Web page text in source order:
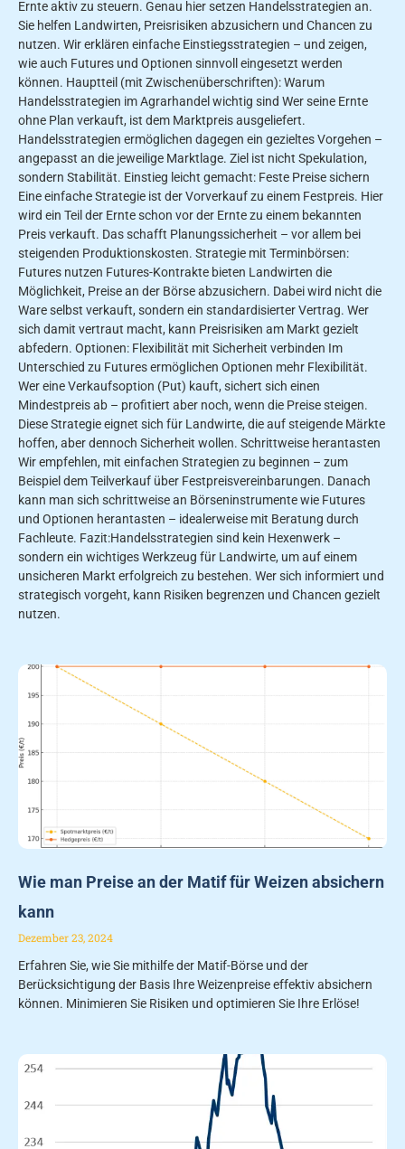
Ernte aktiv zu steuern. Genau hier setzen Handelsstrategien an.
Sie helfen Landwirten, Preisrisiken abzusichern und Chancen zu
nutzen. Wir erklären einfache Einstiegsstrategien – und zeigen,
wie auch Futures und Optionen sinnvoll eingesetzt werden
können. Hauptteil (mit Zwischenüberschriften): Warum
Handelsstrategien im Agrarhandel wichtig sind Wer seine Ernte
ohne Plan verkauft, ist dem Marktpreis ausgeliefert.
Handelsstrategien ermöglichen dagegen ein gezieltes Vorgehen –
angepasst an die jeweilige Marktlage. Ziel ist nicht Spekulation,
sondern Stabilität. Einstieg leicht gemacht: Feste Preise sichern
Eine einfache Strategie ist der Vorverkauf zu einem Festpreis. Hier
wird ein Teil der Ernte schon vor der Ernte zu einem bekannten
Preis verkauft. Das schafft Planungssicherheit – vor allem bei
steigenden Produktionskosten. Strategie mit Terminbörsen:
Futures nutzen Futures-Kontrakte bieten Landwirten die
Möglichkeit, Preise an der Börse abzusichern. Dabei wird nicht die
Ware selbst verkauft, sondern ein standardisierter Vertrag. Wer
sich damit vertraut macht, kann Preisrisiken am Markt gezielt
abfedern. Optionen: Flexibilität mit Sicherheit verbinden Im
Unterschied zu Futures ermöglichen Optionen mehr Flexibilität.
Wer eine Verkaufsoption (Put) kauft, sichert sich einen
Mindestpreis ab – profitiert aber noch, wenn die Preise steigen.
Diese Strategie eignet sich für Landwirte, die auf steigende Märkte
hoffen, aber dennoch Sicherheit wollen. Schrittweise herantasten
Wir empfehlen, mit einfachen Strategien zu beginnen – zum
Beispiel dem Teilverkauf über Festpreisvereinbarungen. Danach
kann man sich schrittweise an Börseninstrumente wie Futures
und Optionen herantasten – idealerweise mit Beratung durch
Fachleute. Fazit:Handelsstrategien sind kein Hexenwerk –
sondern ein wichtiges Werkzeug für Landwirte, um auf einem
unsicheren Markt erfolgreich zu bestehen. Wer sich informiert und
strategisch vorgeht, kann Risiken begrenzen und Chancen gezielt
nutzen.
Wie man Preise an der Matif für Weizen absichern
kann
Dezember 23, 2024
Erfahren Sie, wie Sie mithilfe der Matif-Börse und der
Berücksichtigung der Basis Ihre Weizenpreise effektiv absichern
können. Minimieren Sie Risiken und optimieren Sie Ihre Erlöse!